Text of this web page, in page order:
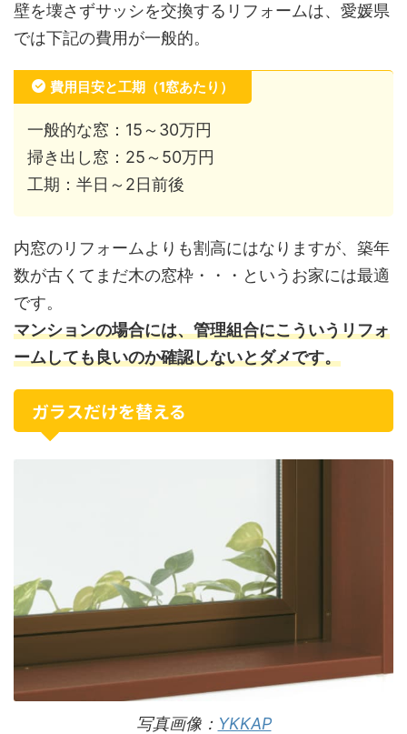
壁を壊さずサッシを交換するリフォームは、愛媛県
では下記の費用が一般的。
費用目安と工期（1窓あたり）
一般的な窓：15～30万円
掃き出し窓：25～50万円
工期：半日～2日前後
内窓のリフォームよりも割高にはなりますが、築年
数が古くてまだ木の窓枠・・・というお家には最適
です。
マンションの場合には、管理組合にこういうリフォ
ームしても良いのか確認しないとダメです。
ガラスだけを替える
写真画像： YKKAP